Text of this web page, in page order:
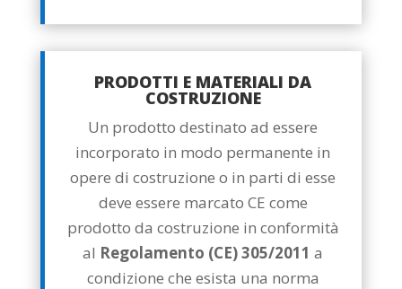
PRODOTTI E MATERIALI DA
COSTRUZIONE
Un prodotto destinato ad essere
incorporato in modo permanente in
opere di costruzione o in parti di esse
deve essere marcato CE come
prodotto da costruzione in conformità
al Regolamento (CE) 305/2011a
condizione che esista una norma